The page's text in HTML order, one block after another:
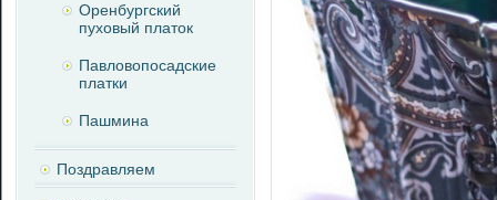
Оренбургский
пуховый платок
Павловопосадские
платки
Пашмина
Поздравляем